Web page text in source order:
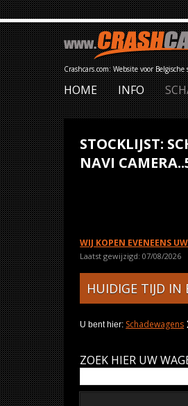
Crashcars.com: Website voor
HOME INFO
STOCKLIJST:
NAVI
WIJ KOPEN EVENEENS
Laatst gewijzigd: 07/08/2026
HUIDIGE TIJD IN
U bent hier: Schadewagens
ZOEK HIER UW